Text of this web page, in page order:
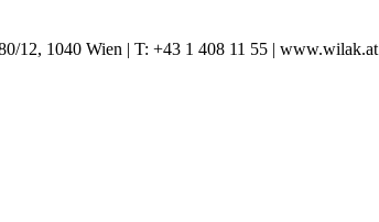
12, 1040 Wien | T: +43 1 408 11 55 | www.wilak.at